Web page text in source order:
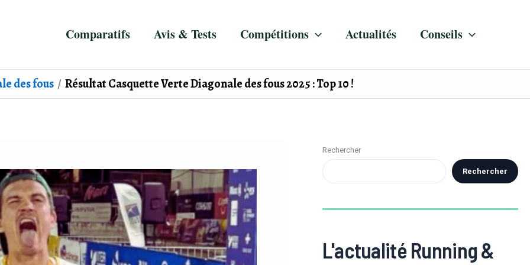
Comparatifs Avis & Tests Compétitions Actualités Conseils
des fous Résultat Casquette Verte Diagonale des fous 2025 : Top 10 !
Rechercher
Rechercher
L'actualité Running &